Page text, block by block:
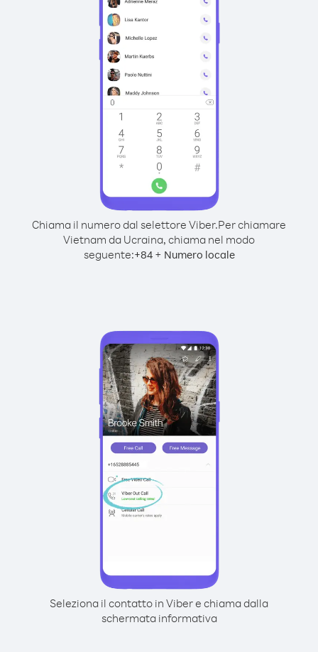
Chiama il numero dal selettore Viber.Per chiamare
Vietnam da Ucraina, chiama nel modo
seguente:+84+ Numero locale
Seleziona il contatto in Viber e chiama dalla
schermata informativa